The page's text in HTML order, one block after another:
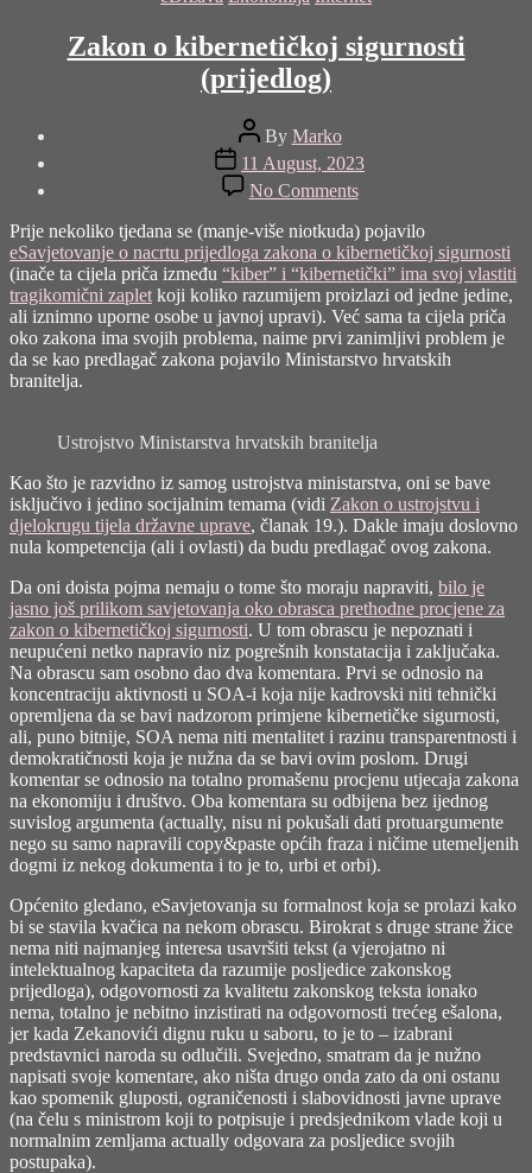
Zakon o kibernetičkoj sigurnosti
(prijedlog)
Post
author
By Marko
Post
date
11 August, 2023
No Commentson
Zakon
o
kibernetičkoj
sigurnosti
(prijedlog)
Prije nekoliko tjedana se (manje-više niotkuda) pojavilo
eSavjetovanje o nacrtu prijedloga zakona o kibernetičkoj sigurnosti
(inače ta cijela priča između “kiber” i “kibernetički” ima svoj vlastiti
tragikomični zaplet koji koliko razumijem proizlazi od jedne jedine,
ali iznimno uporne osobe u javnoj upravi). Već sama ta cijela priča
oko zakona ima svojih problema, naime prvi zanimljivi problem je
da se kao predlagač zakona pojavilo Ministarstvo hrvatskih
branitelja.
Ustrojstvo Ministarstva hrvatskih branitelja
Kao što je razvidno iz samog ustrojstva ministarstva, oni se bave
isključivo i jedino socijalnim temama (vidi Zakon o ustrojstvu i
djelokrugu tijela državne uprave, članak 19.). Dakle imaju doslovno
nula kompetencija (ali i ovlasti) da budu predlagač ovog zakona.
Da oni doista pojma nemaju o tome što moraju napraviti, bilo je
jasno još prilikom savjetovanja oko obrasca prethodne procjene za
zakon o kibernetičkoj sigurnosti. U tom obrascu je nepoznati i
neupućeni netko napravio niz pogrešnih konstatacija i zaključaka.
Na obrascu sam osobno dao dva komentara. Prvi se odnosio na
koncentraciju aktivnosti u SOA-i koja nije kadrovski niti tehnički
opremljena da se bavi nadzorom primjene kibernetičke sigurnosti,
ali, puno bitnije, SOA nema niti mentalitet i razinu transparentnosti i
demokratičnosti koja je nužna da se bavi ovim poslom. Drugi
komentar se odnosio na totalno promašenu procjenu utjecaja zakona
na ekonomiju i društvo. Oba komentara su odbijena bez ijednog
suvislog argumenta (actually, nisu ni pokušali dati protuargumente
nego su samo napravili copy&paste općih fraza i ničime utemeljenih
dogmi iz nekog dokumenta i to je to, urbi et orbi).
Općenito gledano, eSavjetovanja su formalnost koja se prolazi kako
bi se stavila kvačica na nekom obrascu. Birokrat s druge strane žice
nema niti najmanjeg interesa usavršiti tekst (a vjerojatno ni
intelektualnog kapaciteta da razumije posljedice zakonskog
prijedloga), odgovornosti za kvalitetu zakonskog teksta ionako
nema, totalno je nebitno inzistirati na odgovornosti trećeg ešalona,
jer kada Zekanovići dignu ruku u saboru, to je to – izabrani
predstavnici naroda su odlučili. Svejedno, smatram da je nužno
napisati svoje komentare, ako ništa drugo onda zato da oni ostanu
kao spomenik gluposti, ograničenosti i slabovidnosti javne uprave
(na čelu s ministrom koji to potpisuje i predsjednikom vlade koji u
normalnim zemljama actually odgovara za posljedice svojih
postupaka).